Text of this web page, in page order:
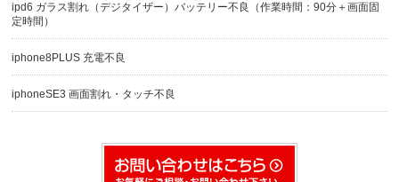
ipd6 ガラス割れ（デジタイザー）バッテリー不良（作業時間：90分＋画面固
定時間）
iphone8PLUS 充電不良
iphoneSE3 画面割れ・タッチ不良